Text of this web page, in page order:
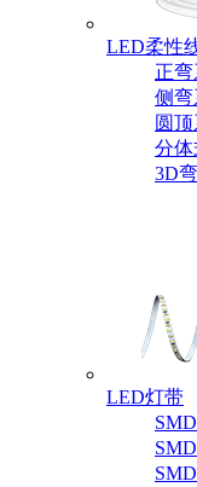
LED柔性
正弯
侧弯
圆顶
分体
3D
LED灯带